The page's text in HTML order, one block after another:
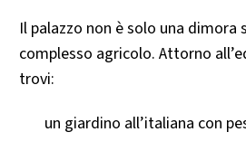
Il palazzo non è solo una dimora
complesso agricolo. Attorno
trovi:
un giardino all’italiana con